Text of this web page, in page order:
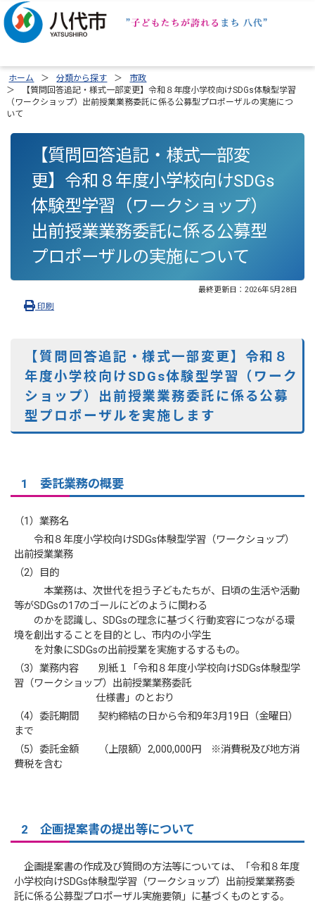
ホーム 分類から探す
市政
【質問回答追記・様式一部変更】令和８年度小学校向けSDGs体験型学習
（ワークショップ）出前授業業務委託に係る公募型プロポーザルの実施につ
いて
【質問回答追記・様式一部変
更】令和８年度小学校向けSDGs
体験型学習（ワークショップ）
出前授業業務委託に係る公募型
プロポーザルの実施について
最終更新日： 2026年5月28日
印刷
【質問回答追記・様式一部変更】令和８
年度小学校向けSDGs体験型学習（ワーク
ショップ）出前授業業務委託に係る公募
型プロポーザルを実施します
1 委託業務の概要
（1）業務名
令和８年度小学校向けSDGs体験型学習（ワークショップ）
出前授業業務
（2）目的
本業務は、次世代を担う子どもたちが、日頃の生活や活動
等がSDGsの17のゴールにどのように関わる
のかを認識し、SDGsの理念に基づく行動変容につながる環
境を創出することを目的とし、市内の小学生
を対象にSDGsの出前授業を実施するするもの。
（3）業務内容 別紙１「令和８年度小学校向けSDGs体験型学
習（ワークショップ）出前授業業務委託
仕様書」のとおり
（4）委託期間 契約締結の日から令和9年3月19日（金曜日）
まで
（5）委託金額 （上限額）2,000,000円 ※消費税及び地方消
費税を含む
2 企画提案書の提出等について
企画提案書の作成及び質問の方法等については、「令和８年度
小学校向けSDGs体験型学習（ワークショップ）出前授業業務委
託に係る公募型プロポーザル実施要領」に基づくものとする。